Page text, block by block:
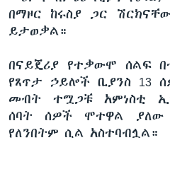
በማዞር ከሩስያ ጋር
ይታወቃል።
በናይጄሪያ የተቃውሞ ሰልፍ
የጸጥታ ኃይሎች ቢያንስ 13
መብት ተሟጋቹ አምነስቲ
ሰባት ሰዎች ሞተዋል ያለው
የለንበትም ሲል አስተባብሏል።